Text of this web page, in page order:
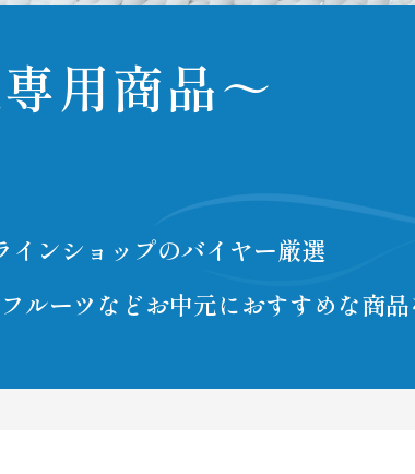
用商品～
インショップのバイヤー厳選
ルーツなどお中元におすすめな商品